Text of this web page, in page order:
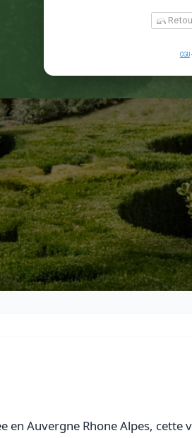
en Auvergne Rhone Alpes, cette